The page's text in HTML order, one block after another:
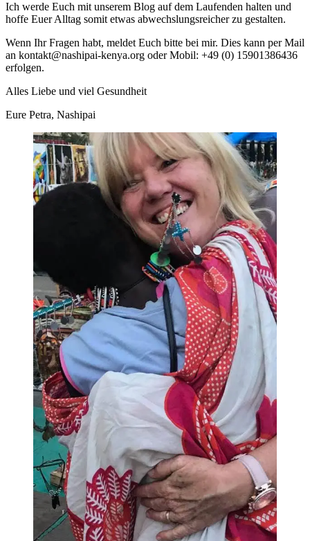
Ich werde Euch mit unserem Blog auf dem Laufenden halten und
hoffe Euer Alltag somit etwas abwechslungsreicher zu gestalten.
Wenn Ihr Fragen habt, meldet Euch bitte bei mir. Dies kann per Mail
an kontakt@nashipai-kenya.org oder Mobil: +49 (0) 15901386436
erfolgen.
Alles Liebe und viel Gesundheit
Eure Petra, Nashipai